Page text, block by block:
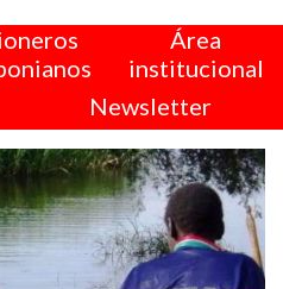
Área
institucional
Newsletter